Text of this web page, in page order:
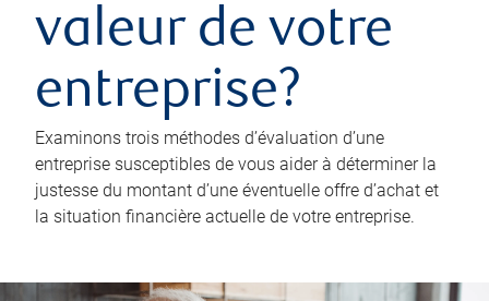
valeur de votre
entreprise?
Examinons trois méthodes d’évaluation d’une
entreprise susceptibles de vous aider à déterminer la
justesse du montant d’une éventuelle offre d’achat et
la situation financière actuelle de votre entreprise.